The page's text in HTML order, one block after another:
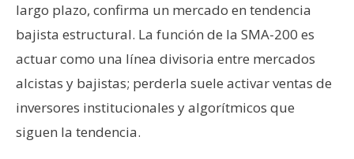
largo plazo, confirma un mercado en tendencia
bajista estructural. La función de la SMA-200 es
actuar como una línea divisoria entre mercados
alcistas y bajistas; perderla suele activar ventas de
inversores institucionales y algorítmicos que
siguen la tendencia.